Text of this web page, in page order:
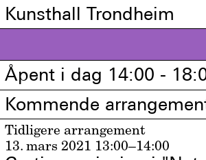
Kunsthall Trondheim
Åpent i dag 14:00 -
Kommende
Tidligere arrangement
13. mars 2021 13:00–14:00